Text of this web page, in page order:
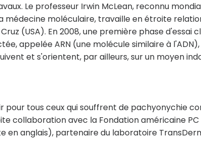
Le professeur Irwin McLean, reconnu
médecine moléculaire, travaille en étroite
(USA). En 2008, une première phase d'essai
appelée ARN (une molécule similaire à
et s'orientent, par ailleurs, sur un moyen
pour tous ceux qui souffrent de pachyonychie
collaboration avec la Fondation américaine
en anglais), partenaire du laboratoire